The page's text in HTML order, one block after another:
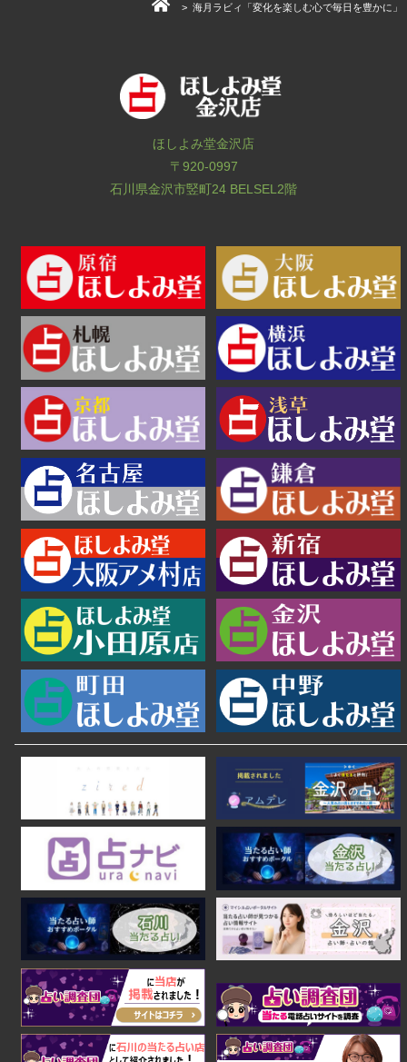
> 海月ラビィ「変化を楽しむ心で毎日を豊かに」
ほしよみ堂金沢店
〒920-0997
石川県金沢市竪町24 BELSEL2階